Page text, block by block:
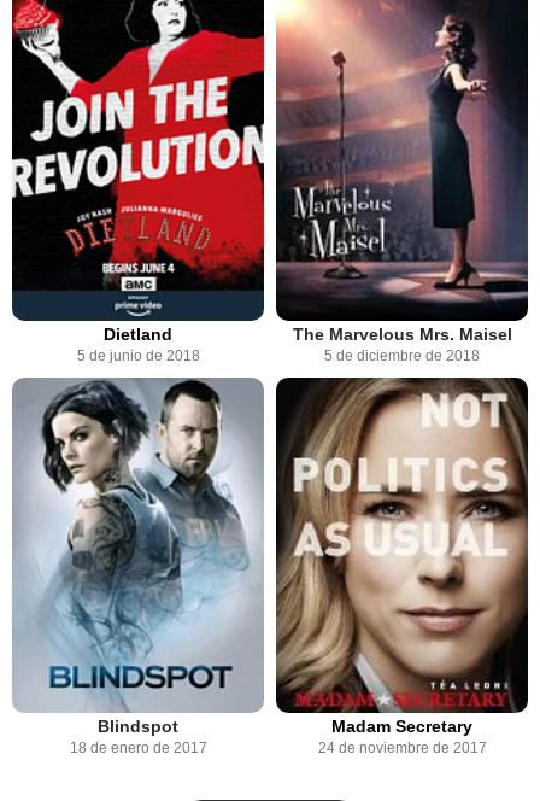
Dietland
5 de junio de 2018
The Marvelous Mrs. Maisel
5 de diciembre de 2018
Blindspot
18 de enero de 2017
Madam Secretary
24 de noviembre de 2017